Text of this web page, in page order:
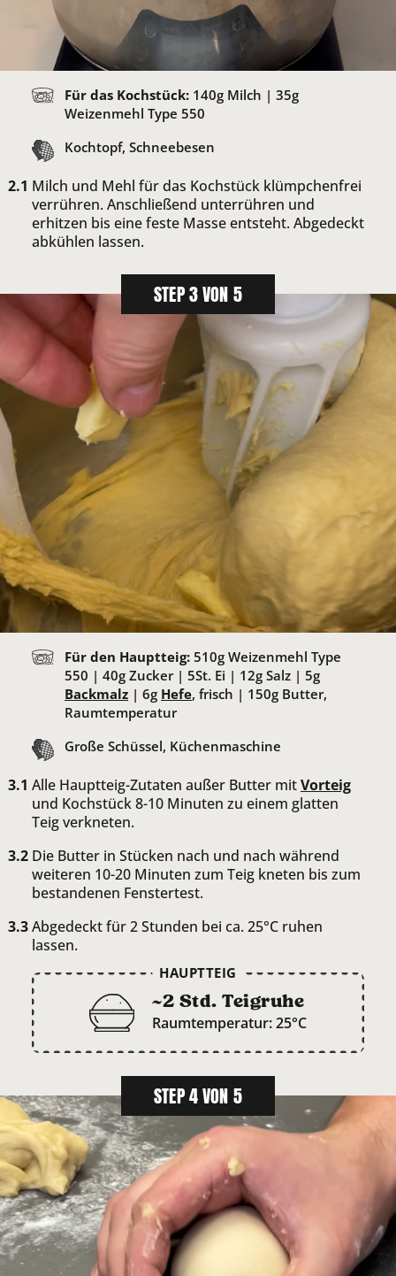
Für das Kochstück: 140g Milch | 35g
Weizenmehl Type 550
Kochtopf, Schneebesen
Milch und Mehl für das Kochstück klümpchenfrei
verrühren. Anschließend unterrühren und
erhitzen bis eine feste Masse entsteht. Abgedeckt
abkühlen lassen.
STEP 3 VON 5
Für den Hauptteig: 510g Weizenmehl Type
550 | 40g Zucker | 5St. Ei | 12g Salz | 5g
Backmalz | 6g Hefe, frisch | 150g Butter,
Raumtemperatur
Große Schüssel, Küchenmaschine
Alle Hauptteig-Zutaten außer Butter mitVorteig
und Kochstück 8-10 Minuten zu einem glatten
Teig verkneten.
Die Butter in Stücken nach und nach während
weiteren 10-20 Minuten zum Teig kneten bis zum
bestandenen Fenstertest.
Abgedeckt für 2 Stunden bei ca. 25°C ruhen
lassen.
HAUPTTEIG
~2 Std. Teigruhe
Raumtemperatur: 25°C
STEP 4 VON 5